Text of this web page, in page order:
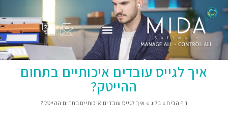
איך לגייס עובדים איכותיים בתחום
ההייטק?
דף הבית » בלוג » איך לגייס עובדים איכותיים בתחום ההייטק?